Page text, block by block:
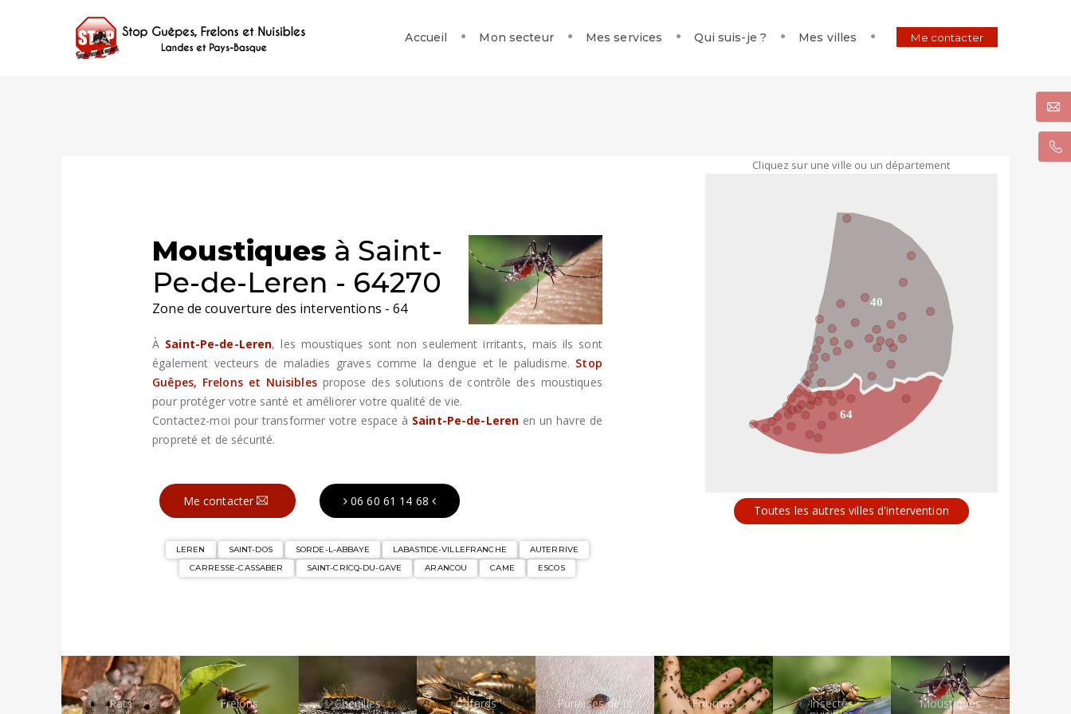
Accueil Mon secteur Mes services Qui suis-je ? Mes villes Me contacter
Moustiques à Saint-
Pe-de-Leren - 64270
Zone de couverture des interventions - 64
À Saint-Pe-de-Leren, les moustiques sont non seulement irritants, mais ils sont
également vecteurs de maladies graves comme la dengue et le paludisme. Stop
Guêpes, Frelons et Nuisiblespropose des solutions de contrôle des moustiques
pour protéger votre santé et améliorer votre qualité de vie.
Contactez-moi pour transformer votre espace à Saint-Pe-de-Leren en un havre de
propreté et de sécurité.
Me contacter 06 60 61 14 68
LEREN SAINT-DOS SORDE-L-ABBAYE LABASTIDE-VILLEFRANCHE
AUTERRIVE
CARRESSE-CASSABER
SAINT-CRICQ-DU-GAVE ARANCOU CAME ESCOS
Cliquez sur une ville ou un département
64
40
Toutes les autres villes d'intervention
Rats Frelons Chenilles Cafards Punaises de lit Fourmis Insectes Moustiques